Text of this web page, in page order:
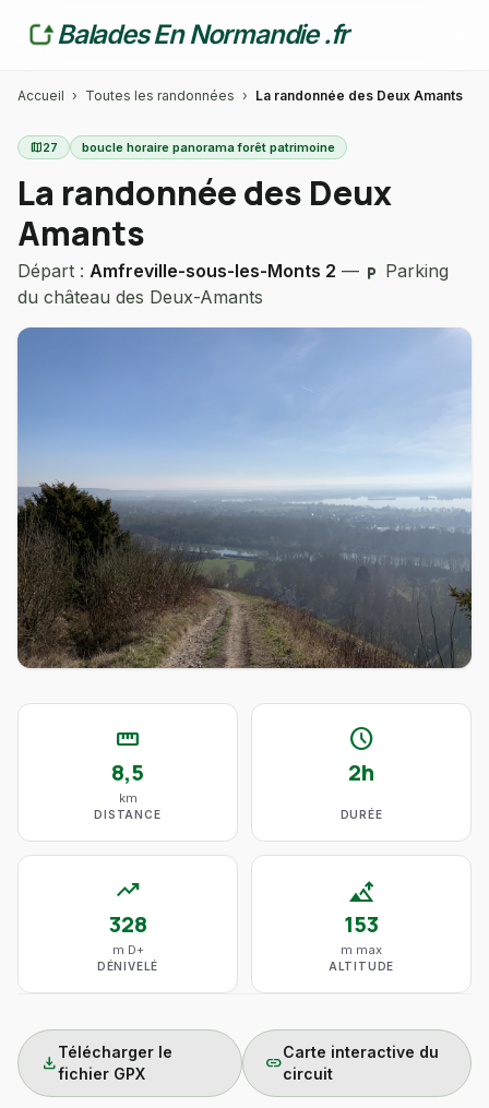
Balades En Normandie .fr
Accueil › Toutes les randonnées › La randonnée des Deux Amants
map27 boucle horaire panorama forêt patrimoine
La randonnée des Deux
Amants
Départ : Amfreville-sous-les-Monts 2 — local_parking
Parking
du château des Deux-Amants
straighten
8,5
km
DISTANCE
schedule
2h
DURÉE
trending_up
328
m D+
DÉNIVELÉ
altitude
153
m max
ALTITUDE
download
Télécharger le
fichier GPX
link
Carte interactive du
circuit